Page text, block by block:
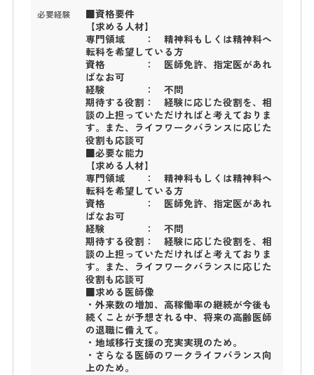
必要経験
■資格要件
【求める人材】
専門領域 ： 精神科もしくは精神科へ
転科を希望している方
資格 ： 医師免許、指定医があれ
ばなお可
経験 ： 不問
期待する役割： 経験に応じた役割を、相
談の上担っていただければと考えておりま
す。また、ライフワークバランスに応じた
役割も応談可
■必要な能力
【求める人材】
専門領域 ： 精神科もしくは精神科へ
転科を希望している方
資格 ： 医師免許、指定医があれ
ばなお可
経験 ： 不問
期待する役割： 経験に応じた役割を、相
談の上担っていただければと考えておりま
す。また、ライフワークバランスに応じた
役割も応談可
■求める医師像
・外来数の増加、高稼働率の継続が今後も
続くことが予想される中、将来の高齢医師
の退職に備えて。
・地域移行支援の充実実現のため。
・さらなる医師のワークライフバランス向
上のため。